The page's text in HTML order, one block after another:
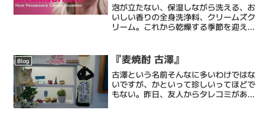
泡が立たない、保湿しながら洗える、お
いしい香りの全身洗浄料、クリームズク
リーム。これから乾燥する季節を迎える
作がでるようで、その全貌が徐々に公表
されつつあります。名前は...
Blog 『麦焼酎 古澤』
古澤という名前そんなに多いわけではな
いですが、かといって珍しいってほどで
もない。昨日、友人からタレコミがあり